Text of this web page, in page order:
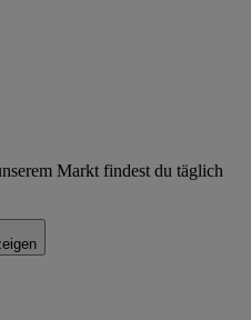
Markt findest du täglich